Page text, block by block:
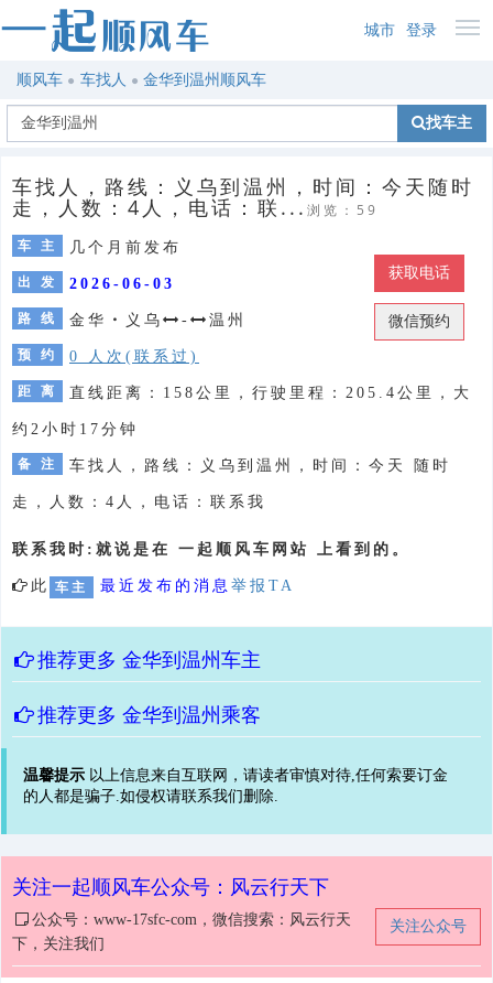
城市 登录
顺风车 车找人 金华到温州顺风车
找车主
车找人，路线：义乌到温州，时间：今天随时
走，人数：4人，电话：联... 浏览：59
车 主 几个月前发布
出 发 2026-06-03
获取电话
微信预约
路 线 金华 ・ 义乌 - 温州
预 约 0 人次(联系过)
距 离 直线距离：158公里，行驶里程：205.4公里，大
约2小时17分钟
备 注 车找人，路线：义乌到温州，时间：今天 随时
走，人数：4人，电话：联系我
联系我时:就说是在 一起顺风车网站 上看到的。
此 车主 最近发布的消息 举报TA
推荐更多 金华到温州车主
推荐更多 金华到温州乘客
温馨提示 以上信息来自互联网，请读者审慎对待,任何索要订金
的人都是骗子.如侵权请联系我们删除.
关注一起顺风车公众号：风云行天下
关注公众号
公众号：www-17sfc-com，微信搜索：风云行天
下，关注我们